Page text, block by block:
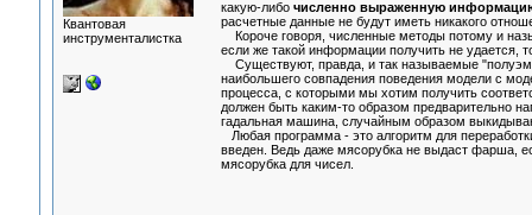
Квантовая
инструменталистка
какую-либо численно выраженную
расчетные данные не будут иметь никакого
Короче говоря, численные методы потому и
если же такой информации получить не удается,
Существуют, правда, и так называемые
наибольшего совпадения поведения модели с
процесса, с которыми мы хотим получить
должен быть каким-то образом предварительно
гадальная машина, случайным образом
Любая программа - это алгоритм для
введен. Ведь даже мясорубка не выдаст фарша,
мясорубка для чисел.